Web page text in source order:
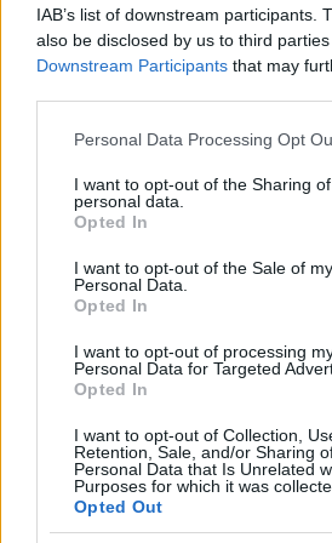
IAB’s list of downstream participants.
also be disclosed by us to third
Downstream Participants that may
Please note that this website/app
not limited to your visit or usage
grant or deny consent to Google and
use your data for below specified
consent section.
Personal Data Processing Opt
I want to opt-out of the Sharing
personal data.
Opted In
I want to opt-out of the Sale of my
Personal Data.
Opted In
I want to opt-out of processing
Personal Data for Targeted
Opted In
I want to opt-out of Collection,
Retention, Sale, and/or Sharing
Personal Data that Is Unrelated
Purposes for which it was
Opted Out
épült, amikor ott jártunk.
hogy egy ilyen jó minőségű,
éles kanyarokat nem
földúton milyen gyorsan, akár
biztonságosan haladni. Persze
ha sok eső esik.
A transzibériai vonatozásról a
posztjában lehet még olvasni.
Címkék:fotó utazás oroszország
Ajánlott bejegyzések: